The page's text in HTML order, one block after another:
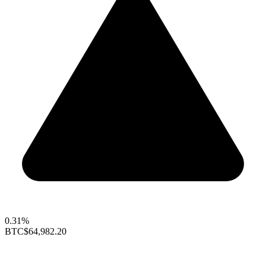
0.31%
BTC$64,982.20